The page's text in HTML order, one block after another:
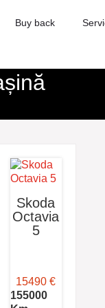
Buy back
Skoda
Octavia
5
15490 €
155000